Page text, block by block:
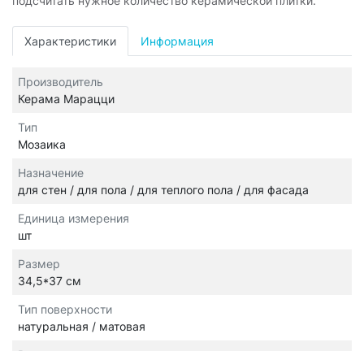
Характеристики Информация
Производитель
Керама Марацци
Тип
Мозаика
Назначение
для стен / для пола / для теплого пола / для фасада
Единица измерения
шт
Размер
34,5*37 см
Тип поверхности
натуральная / матовая